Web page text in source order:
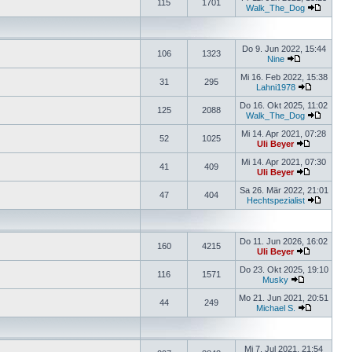
115 1701
Walk_The_Dog
106 1323
Do 9. Jun 2022, 15:44
Nine
31 295
Mi 16. Feb 2022, 15:38
Lahni1978
125 2088
Do 16. Okt 2025, 11:02
Walk_The_Dog
52 1025
Mi 14. Apr 2021, 07:28
Uli Beyer
41 409
Mi 14. Apr 2021, 07:30
Uli Beyer
47 404
Sa 26. Mär 2022, 21:01
Hechtspezialist
160 4215
Do 11. Jun 2026, 16:02
Uli Beyer
116 1571
Do 23. Okt 2025, 19:10
Musky
44 249
Mo 21. Jun 2021, 20:51
Michael S.
Mi 7. Jul 2021, 21:54